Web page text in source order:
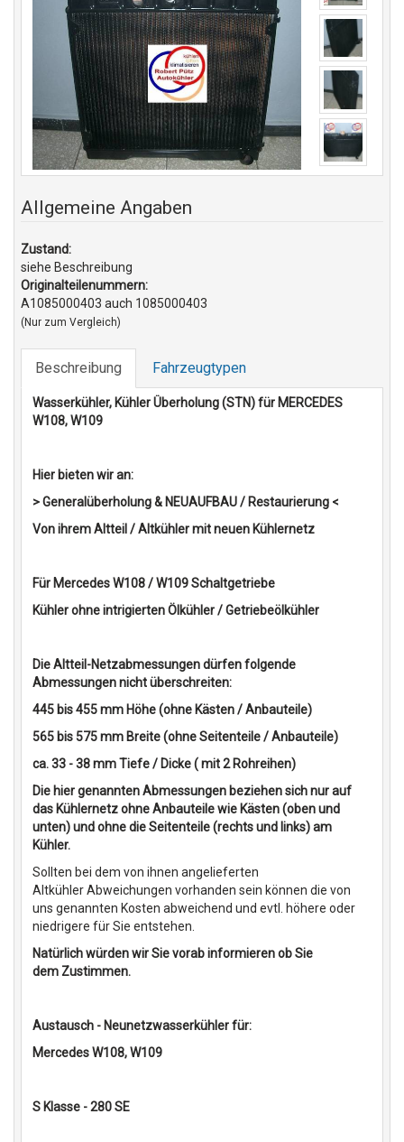
Allgemeine Angaben
Zustand:
siehe Beschreibung
Originalteilenummern:
A1085000403 auch 1085000403
(Nur zum Vergleich)
Beschreibung Fahrzeugtypen
Wasserkühler, Kühler Überholung (STN) für MERCEDES
W108, W109
Hier bieten wir an:
> Generalüberholung & NEUAUFBAU / Restaurierung <
Von ihrem Altteil / Altkühler mit neuen Kühlernetz
Für Mercedes W108 / W109 Schaltgetriebe
Kühler ohne intrigierten Ölkühler / Getriebeölkühler
Die Altteil-Netzabmessungen dürfen folgende
Abmessungen nicht überschreiten:
445 bis 455 mm Höhe (ohne Kästen / Anbauteile)
565 bis 575 mm Breite (ohne Seitenteile / Anbauteile)
ca. 33 - 38 mm Tiefe / Dicke ( mit 2 Rohreihen)
Die hier genannten Abmessungen beziehen sich nur auf
das Kühlernetz ohne Anbauteile wie Kästen (oben und
unten) und ohne die Seitenteile (rechts und links) am
Kühler.
Sollten bei dem von ihnen angelieferten
Altkühler Abweichungen vorhanden sein können die von
uns genannten Kosten abweichend und evtl. höhere oder
niedrigere für Sie entstehen.
Natürlich würden wir Sie vorab informieren ob Sie
dem Zustimmen.
Austausch - Neunetzwasserkühler für:
Mercedes W108, W109
S Klasse - 280 SE